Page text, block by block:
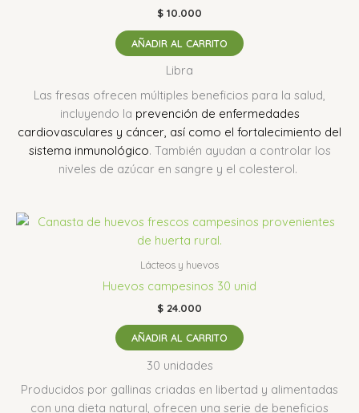
$ 10.000
AÑADIR AL CARRITO
Libra
Las fresas ofrecen múltiples beneficios para la salud,
incluyendo la prevención de enfermedades
cardiovasculares y cáncer, así como el fortalecimiento del
sistema inmunológico. También ayudan a controlar los
niveles de azúcar en sangre y el colesterol.
Lácteos y huevos
Huevos campesinos 30 unid
$ 24.000
AÑADIR AL CARRITO
30 unidades
Producidos por gallinas criadas en libertad y alimentadas
con una dieta natural, ofrecen una serie de beneficios